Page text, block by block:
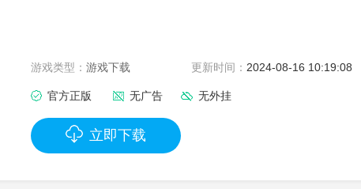
游戏类型： 游戏下载 更新时间： 2024-08-16 10:19:08
官方正版 无广告 无外挂
立即下载